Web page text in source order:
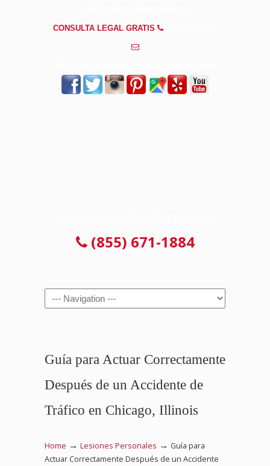
CONSULTA LEGAL GRATIS
(855) 671-1884
Navigation
Guía para Actuar Correctamente
Después de un Accidente de
Tráfico en Chicago, Illinois
Home → Lesiones Personales → Guía para
Actuar Correctamente Después de un Accidente